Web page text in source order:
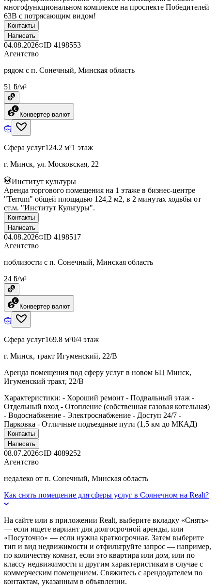
многофункциональном комплексе на проспекте Победителей
63В с потрясающим видом!
Контакты
Написать
04.08.2026 ID 4198553
Агентство
рядом с п. Сонечный, Минская область
51 ƃ/м²
Конвертер валют
Сфера услуг124.2 м²1 этаж
г. Минск, ул. Московская, 22
Институт культуры
Аренда торгового помещения на 1 этаже в бизнес-центре
"Terrum" общей площадью 124,2 м2, в 2 минутах ходьбы от
ст.м. "Институт Культуры".
Контакты
Написать
04.08.2026 ID 4198517
Агентство
поблизости с п. Сонечный, Минская область
24 ƃ/м²
Конвертер валют
Сфера услуг169.8 м²0/4 этаж
г. Минск, тракт Игуменский, 22/В
Аренда помещения под сферу услуг в новом БЦ Минск,
Игуменский тракт, 22/В
Характеристики: - Хороший ремонт - Подвальный этаж -
Отдельный вход - Отопление (собственная газовая котельная)
- Водоснабжение - Электроснабжение - Доступ 24/7 -
Парковка - Отличные подъездные пути (1,5 км до МКАД)
Контакты
Написать
08.07.2026 ID 4089252
Агентство
недалеко от п. Сонечный, Минская область
Как снять помещение для сферы услуг в Солнечном на Realt?
На сайте или в приложении Realt, выберите вкладку «Снять»
— если ищете вариант для долгосрочной аренды, или
«Посуточно» — если нужна краткосрочная. Затем выберите
тип и вид недвижимости и отфильтруйте запрос — например,
по количеству комнат, если это квартира или дом, или по
классу недвижимости и другим характеристикам в случае с
коммерческим помещением. Свяжитесь с арендодателем по
контактам, указанным в объявлении.